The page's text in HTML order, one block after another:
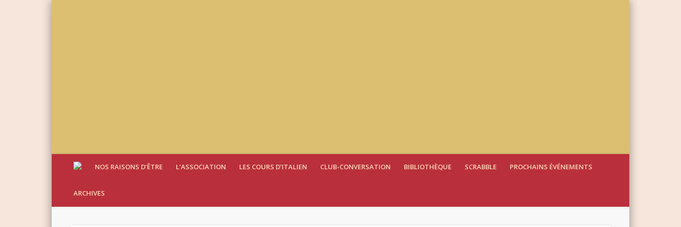
NOS RAISONS D’ÊTRE L’ASSOCIATION LES COURS D’ITALIEN CLUB-CONVERSATION BIBLIOTHÈQUE SCRABBLE PROCHAINS ÉVÉNEMENTS
ARCHIVES